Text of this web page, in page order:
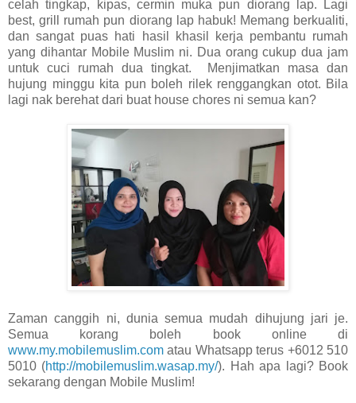
celah tingkap, kipas, cermin muka pun diorang lap. Lagi
best, grill rumah pun diorang lap habuk! Memang berkualiti,
dan sangat puas hati hasil khasil kerja pembantu rumah
yang dihantar Mobile Muslim ni. Dua orang cukup dua jam
untuk cuci rumah dua tingkat. Menjimatkan masa dan
hujung minggu kita pun boleh rilek renggangkan otot. Bila
lagi nak berehat dari buat house chores ni semua kan?
Zaman canggih ni, dunia semua mudah dihujung jari je.
Semua korang boleh book online di
www.my.mobilemuslim.com atau Whatsapp terus +6012 510
5010 (http://mobilemuslim.wasap.my/). Hah apa lagi? Book
sekarang dengan Mobile Muslim!